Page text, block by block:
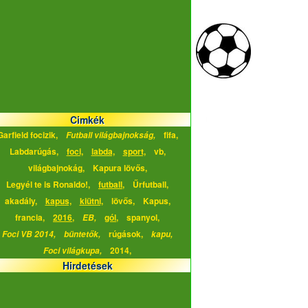
Cimkék
focizik, Futball világbajnokság,
fifa,
Labdarúgás,
foci, labda, sport,
vb,
világbajnokág,
Kapura lövős,
Legyél te is Ronaldo!,
futball,
Űrfutball,
akadály,
kapus, kiütni, lövős,
Kapus,
francia,
2016, EB, gól, spanyol,
Foci VB 2014, büntetők, rúgások,
kapu,
Foci világkupa,
2014,
Hirdetések